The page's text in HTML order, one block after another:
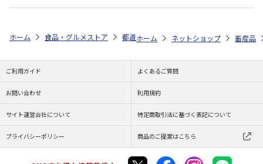
ホーム 食品・グルメストア 都道府県から探す 宮城県 蔵王地養
ホーム ネットショップ 畜産品
ご利用ガイド よくあるご質問
お問い合わせ 利用規約
サイト運営会社について 特定商取引法に基づく表記について
プライバシーポリシー 商品のご提案はこちら